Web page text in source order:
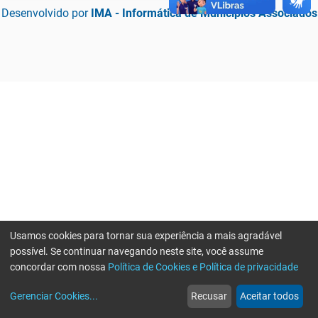
Desenvolvido por IMA - Informática de Municípios Associados
web
Notícias
more_horiz
Mais
Usamos cookies para tornar sua experiência a mais agradável
possível. Se continuar navegando neste site, você assume
concordar com nossa Política de Cookies e Política de privacidade
Gerenciar Cookies... Recusar Aceitar todos
Erro ao enviar informações, por favor tente novamente